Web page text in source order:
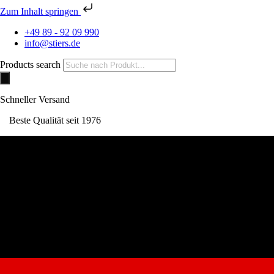
Zum Inhalt springen
+49 89 - 92 09 990
info@stiers.de
Products search
Schneller Versand
Beste Qualität seit 1976